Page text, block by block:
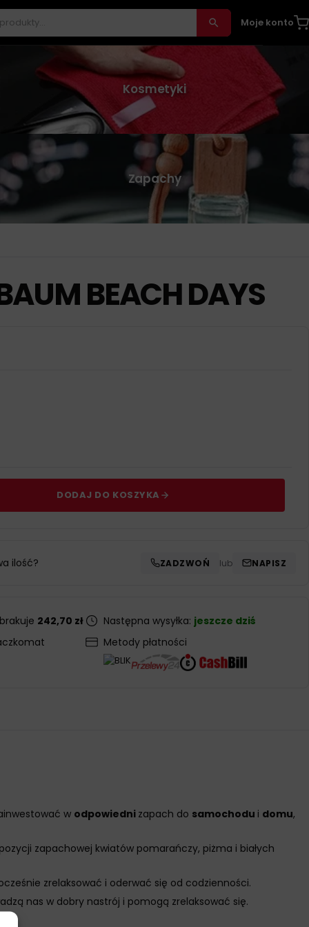
Moje konto
Kosmetyki
Zapachy
BEACH DAYS
DODAJ DO KOSZYKA
ilość? ZADZWOŃ lub NAPISZ
242,70 zł
Następna wysyłka: jeszcze dziś
Metody płatności
w odpowiedni zapach do samochodu i domu,
zapachowej kwiatów pomarańczy, piżma i białych
zrelaksować i oderwać się od codzienności.
nas w dobry nastrój i pomogą zrelaksować się.